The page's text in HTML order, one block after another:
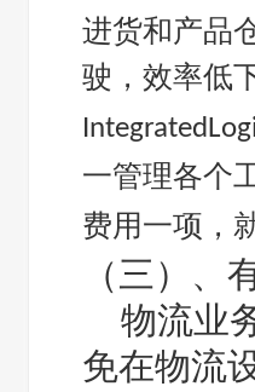
进货和产品
驶，效率低
一管理各个
费用一项，
（三）、
物流业
免在物流